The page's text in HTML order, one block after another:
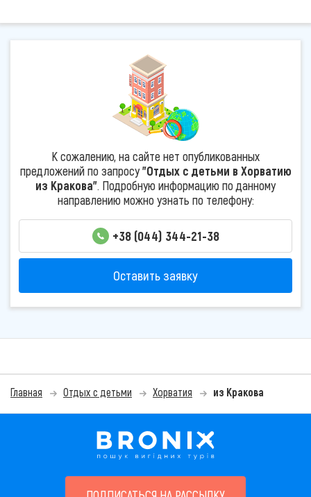
К сожалению, на сайте нет опубликованных
предложений по запросу"Отдых с детьми в Хорватию
из Кракова". Подробную информацию по данному
направлению можно узнать по телефону:
+38 (044) 344-21-38
Оставить заявку
Главная Отдых с детьми Хорватия из Кракова